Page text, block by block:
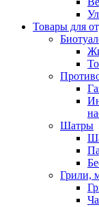
Товары для
Шатры
Грили,